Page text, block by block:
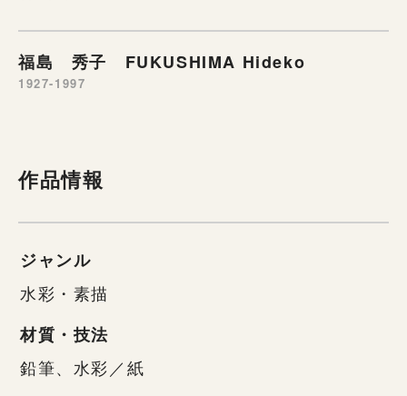
福島 秀子 FUKUSHIMA Hideko
1927-1997
作品情報
ジャンル
水彩・素描
材質・技法
鉛筆、水彩／紙